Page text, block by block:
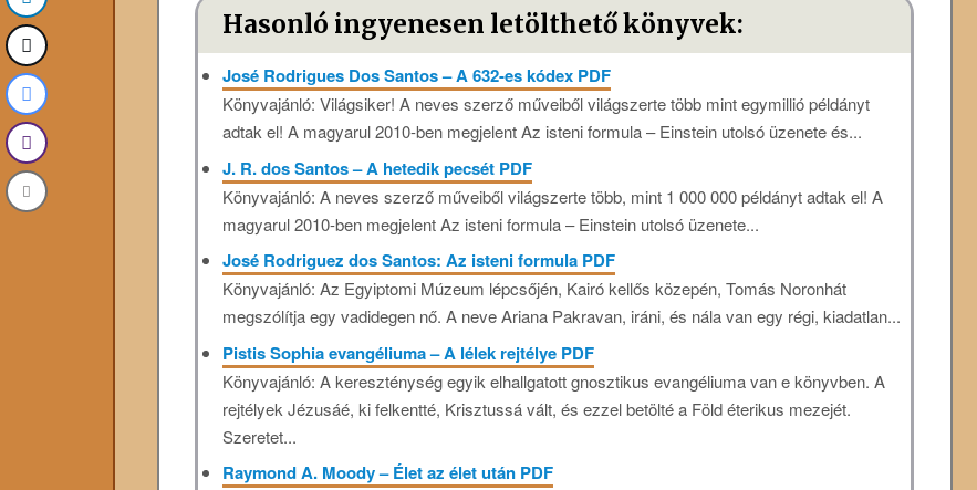
Hasonló ingyenesen letölthető könyvek:
José Rodrigues Dos Santos – A 632-es kódex PDF
Könyvajánló: Világsiker! A neves szerző műveiből világszerte több mint egymillió példányt
adtak el! A magyarul 2010-ben megjelent Az isteni formula – Einstein utolsó üzenete és...
J. R. dos Santos – A hetedik pecsét PDF
Könyvajánló: A neves szerző műveiből világszerte több, mint 1 000 000 példányt adtak el! A
magyarul 2010-ben megjelent Az isteni formula – Einstein utolsó üzenete...
José Rodriguez dos Santos: Az isteni formula PDF
Könyvajánló: Az Egyiptomi Múzeum lépcsőjén, Kairó kellős közepén, Tomás Noronhát
megszólítja egy vadidegen nő. A neve Ariana Pakravan, iráni, és nála van egy régi, kiadatlan...
Pistis Sophia evangéliuma – A lélek rejtélye PDF
Könyvajánló: A ​kereszténység egyik elhallgatott gnosztikus evangéliuma van e könyvben. A
rejtélyek Jézusáé, ki felkentté, Krisztussá vált, és ezzel betölté a Föld éterikus mezejét.
Szeretet...
Raymond A. Moody – Élet az élet után PDF